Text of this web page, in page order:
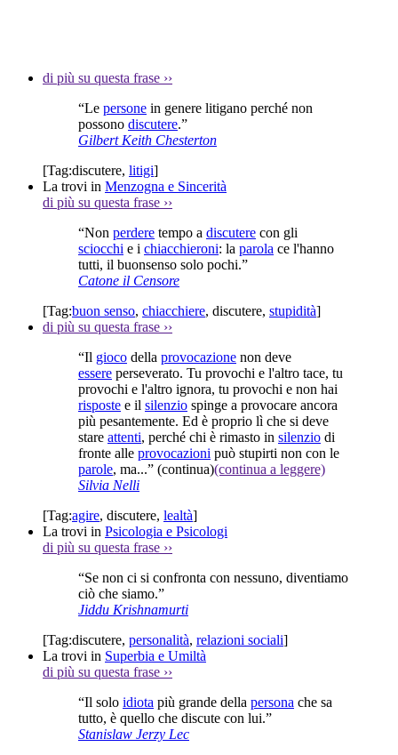
di più su questa frase ››
“Le persone in genere litigano perché non
possono discutere.”
Gilbert Keith Chesterton
[Tag:discutere, litigi]
La trovi in Menzogna e Sincerità
di più su questa frase ››
“Non perdere tempo a discutere con gli
sciocchi e i chiacchieroni: la parola ce l'hanno
tutti, il buonsenso solo pochi.”
Catone il Censore
[Tag:buon senso, chiacchiere, discutere, stupidità]
di più su questa frase ››
“Il gioco della provocazione non deve
essere perseverato. Tu provochi e l'altro tace, tu
provochi e l'altro ignora, tu provochi e non hai
risposte e il silenzio spinge a provocare ancora
più pesantemente. Ed è proprio lì che si deve
stare attenti, perché chi è rimasto in silenzio di
fronte alle provocazioni può stupirti non con le
parole, ma...” (continua)(continua a leggere)
Silvia Nelli
[Tag:agire, discutere, lealtà]
La trovi in Psicologia e Psicologi
di più su questa frase ››
“Se non ci si confronta con nessuno, diventiamo
ciò che siamo.”
Jiddu Krishnamurti
[Tag:discutere, personalità, relazioni sociali]
La trovi in Superbia e Umiltà
di più su questa frase ››
“Il solo idiota più grande della persona che sa
tutto, è quello che discute con lui.”
Stanislaw Jerzy Lec